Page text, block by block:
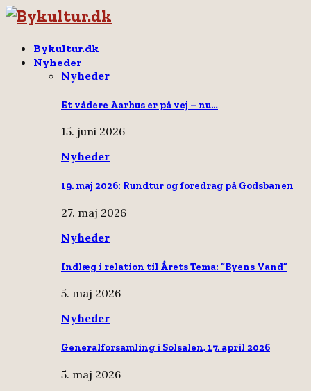
Bykultur.dk
Nyheder
Nyheder
Et vådere Aarhus er på vej – nu…
15. juni 2026
Nyheder
19. maj 2026: Rundtur og foredrag på Godsbanen
27. maj 2026
Nyheder
Indlæg i relation til Årets Tema: “Byens Vand”
5. maj 2026
Nyheder
Generalforsamling i Solsalen, 17. april 2026
5. maj 2026